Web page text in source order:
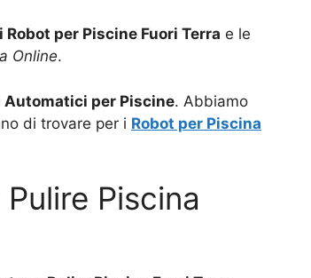
Robot per Piscine Fuori Terra e le
Online.
per Piscine. Abbiamo
di trovare per i Robot per Piscina
Piscina